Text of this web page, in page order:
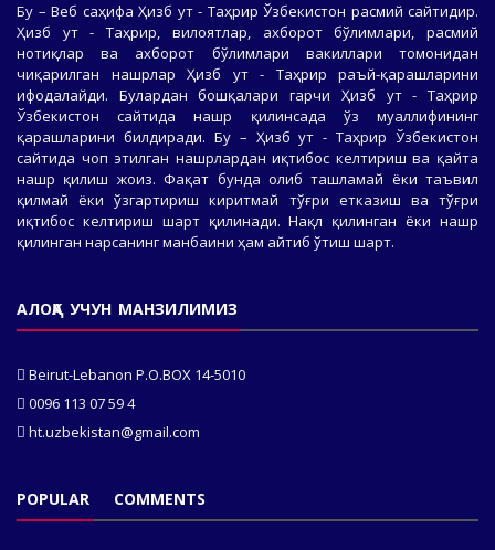
Бу – Веб саҳифа Ҳизб ут - Таҳрир Ўзбекистон расмий сайтидир.
Ҳизб ут - Таҳрир, вилоятлар, ахборот бўлимлари, расмий
нотиқлар ва ахборот бўлимлари вакиллари томонидан
чиқарилган нашрлар Ҳизб ут - Таҳрир раъй-қарашларини
ифодалайди. Булардан бошқалари гарчи Ҳизб ут - Таҳрир
Ўзбекистон сайтида нашр қилинсада ўз муаллифининг
қарашларини билдиради. Бу – Ҳизб ут - Таҳрир Ўзбекистон
сайтида чоп этилган нашрлардан иқтибос келтириш ва қайта
нашр қилиш жоиз. Фақат бунда олиб ташламай ёки таъвил
қилмай ёки ўзгартириш киритмай тўғри етказиш ва тўғри
иқтибос келтириш шарт қилинади. Нақл қилинган ёки нашр
қилинган нарсанинг манбаини ҳам айтиб ўтиш шарт.
АЛОҚА УЧУН МАНЗИЛИМИЗ
Beirut-Lebanon P.O.BOX 14-5010
0096 113 07 59 4
ht.uzbekistan@gmail.com
POPULAR COMMENTS